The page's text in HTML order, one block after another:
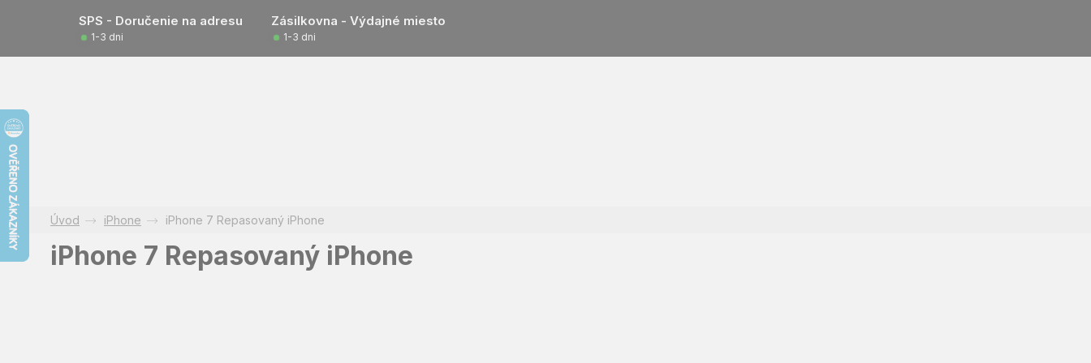
SPS - Doručenie na adresu Zásilkovna - Výdajné miesto
1-3 dni 1-3 dni
iPhone iPhone 7 Repasovaný iPhone
iPhone 7 Repasovaný iPhone